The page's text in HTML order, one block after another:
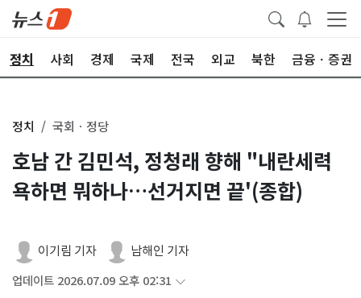
정치 사회 경제 국제 전국 외교 북한 금융ㆍ증권
정치 국회ㆍ정당
호남 간 김민석, 정청래 향해 "내란세력
욕하면 뭐하나…선거지면 끝'(종합)
이기림 기자 남해인 기자
업데이트 2026.07.09 오후 02:31